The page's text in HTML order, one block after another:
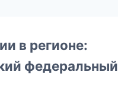
в регионе:
федеральный